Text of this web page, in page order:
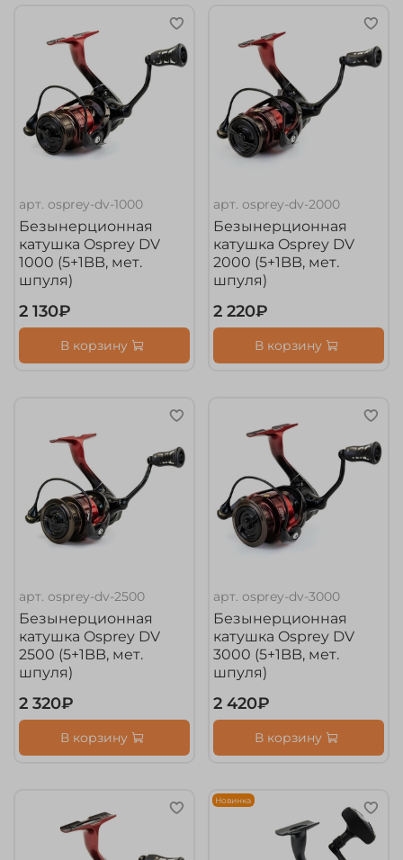
арт.osprey-dv-1000
Безынерционная
катушка Osprey DV
1000 (5+1BB, мет.
шпуля)
2 130₽
В корзину
арт.osprey-dv-2000
Безынерционная
катушка Osprey DV
2000 (5+1BB, мет.
шпуля)
2 220₽
В корзину
арт.osprey-dv-2500
Безынерционная
катушка Osprey DV
2500 (5+1BB, мет.
шпуля)
2 320₽
В корзину
арт.osprey-dv-3000
Безынерционная
катушка Osprey DV
3000 (5+1BB, мет.
шпуля)
2 420₽
В корзину
Новинка